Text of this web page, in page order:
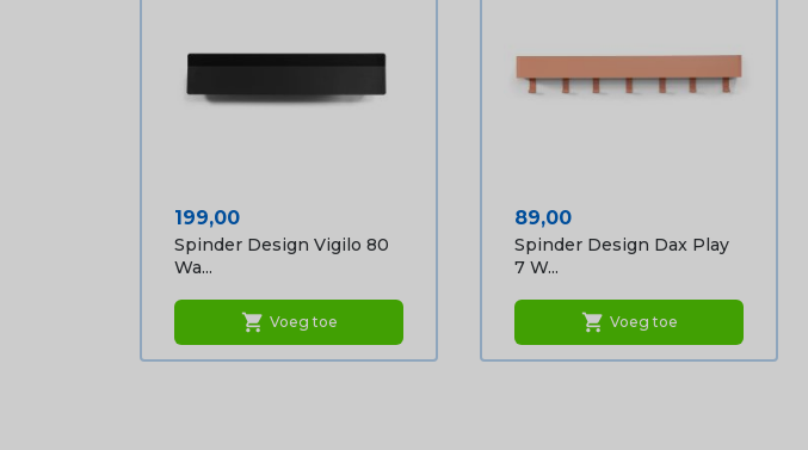
Prijs
199,00
Spinder Design Vigilo 80
Wa...
shopping_cart Voeg toe
Prijs
89,00
Spinder Design Dax Play
7 W...
shopping_cart Voeg toe